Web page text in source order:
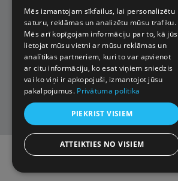
© 2026 Impro ceļojumi. Visas
tiesības aizsargātas.
Mēs izmantojam sīkfailus, lai personalizētu
saturu, reklāmas un analizētu mūsu trafiku.
Mēs arī kopīgojam informāciju par to, kā jūs
lietojat mūsu vietni ar mūsu reklāmas un
analītikas partneriem, kuri to var apvienot
ar citu informāciju, ko esat viņiem sniedzis
vai ko viņi ir apkopojuši, izmantojot jūsu
pakalpojumus. Privātuma politika
PIEKRIST VISIEM
ATTEIKTIES NO VISIEM